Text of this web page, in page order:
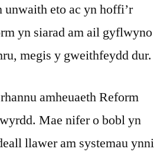
unwaith eto ac yn hoffi’r
yn siarad am ail gyflwyno
megis y gweithfeydd dur.
amheuaeth Reform
Mae nifer o bobl yn
llawer am systemau ynni